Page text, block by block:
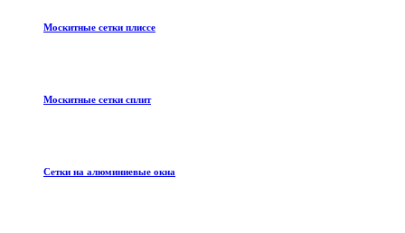
Москитные сетки плиссе
Москитные сетки сплит
Сетки на алюминиевые окна